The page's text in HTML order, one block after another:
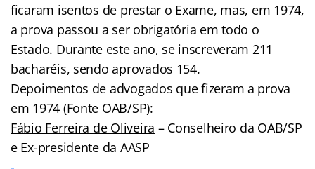
ficaram isentos de prestar o Exame, mas, em 1974,
a prova passou a ser obrigatória em todo o
Estado. Durante este ano, se inscreveram 211
bacharéis, sendo aprovados 154.
Depoimentos de advogados que fizeram a prova
em 1974 (Fonte OAB/SP):
Fábio Ferreira de Oliveira – Conselheiro da OAB/SP
e Ex-presidente da AASP